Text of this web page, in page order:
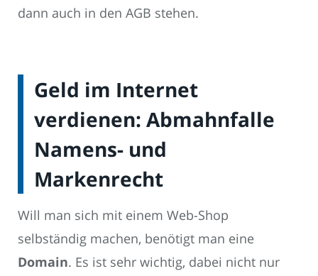
dann auch in den AGB stehen.
Geld im Internet
verdienen: Abmahnfalle
Namens- und
Markenrecht
Will man sich mit einem Web-Shop
selbständig machen, benötigt man eine
Domain. Es ist sehr wichtig, dabei nicht nur